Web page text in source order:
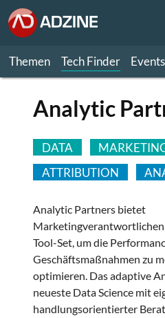
Themen Tech Finder Events
Analytic
DATA
ATTRIBUTION
Analytic Partners bietet
Marketingverantwortlichen
Tool-Set, um die
Geschäftsmaßnahmen zu
optimieren. Das adaptive
neueste Data Science mit
handlungsorientierter